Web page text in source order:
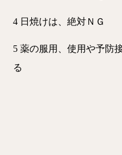
4 日焼けは、絶対ＮＧ
5 薬の服用、使用や予防
る